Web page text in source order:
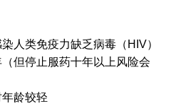
人类免疫力缺乏病毒（HIV）
但停止服药十年以上风险会
龄较轻